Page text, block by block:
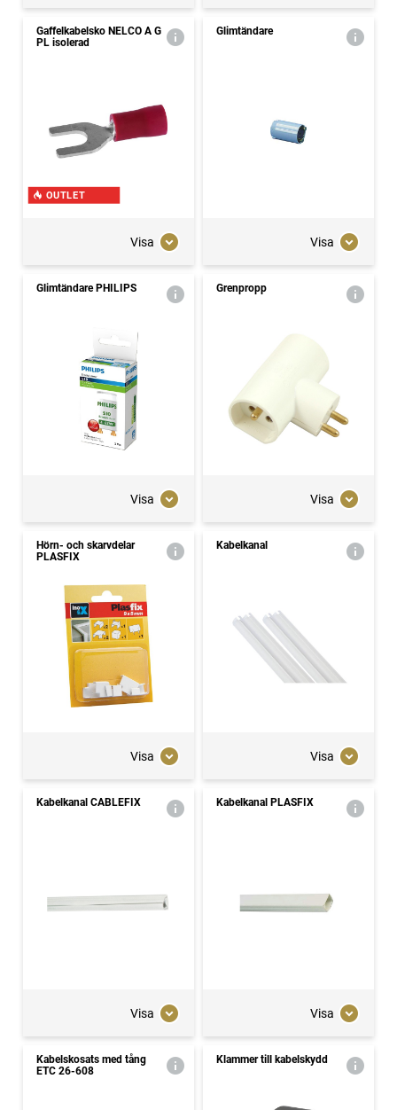
Gaffelkabelsko NELCO A G
PL isolerad
OUTLET
Visa
Glimtändare
Visa
Glimtändare PHILIPS
Visa
Grenpropp
Visa
Hörn- och skarvdelar
PLASFIX
Visa
Kabelkanal
Visa
Kabelkanal CABLEFIX
Visa
Kabelkanal PLASFIX
Visa
Kabelskosats med tång
ETC 26-608
Klammer till kabelskydd